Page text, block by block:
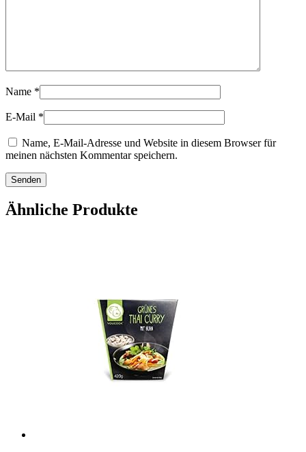
Name *
E-Mail *
Name, E-Mail-Adresse und Website in diesem Browser für
meinen nächsten Kommentar speichern.
Ähnliche Produkte